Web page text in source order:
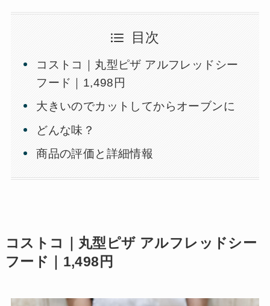
目次
コストコ｜丸型ピザ アルフレッドシー
フード｜1,498円
大きいのでカットしてからオーブンに
どんな味？
商品の評価と詳細情報
コストコ｜丸型ピザ アルフレッドシー
フード｜1,498円